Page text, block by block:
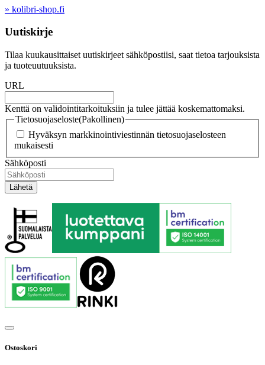
» kolibri-shop.fi
Uutiskirje
Tilaa kuukausittaiset uutiskirjeet sähköpostiisi, saat tietoa tarjouksista
ja tuoteuutuuksista.
URL
Kenttä on validointitarkoituksiin ja tulee jättää koskemattomaksi.
Tietosuojaseloste(Pakollinen)
Hyväksyn markkinointiviestinnän tietosuojaselosteen
mukaisesti
Sähköposti
Ostoskori